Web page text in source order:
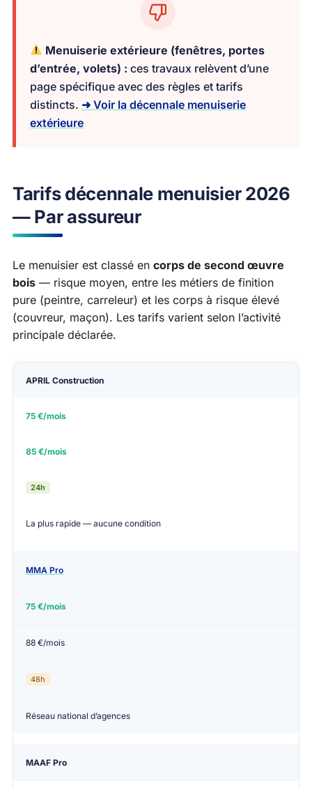
Menuiserie extérieure (fenêtres, portes
d’entrée, volets) : ces travaux relèvent d’une
page spécifique avec des règles et tarifs
distincts. ➜ Voir la décennale menuiserie
extérieure
Tarifs décennale menuisier 2026
— Par assureur
Le menuisier est classé en corps de second œuvre
bois — risque moyen, entre les métiers de finition
pure (peintre, carreleur) et les corps à risque élevé
(couvreur, maçon). Les tarifs varient selon l’activité
principale déclarée.
Tarif min/mois
APRIL Construction
75 €/mois
85 €/mois
24h
La plus rapide — aucune condition
MMA Pro
75 €/mois
88 €/mois
48h
Réseau national d’agences
MAAF Pro